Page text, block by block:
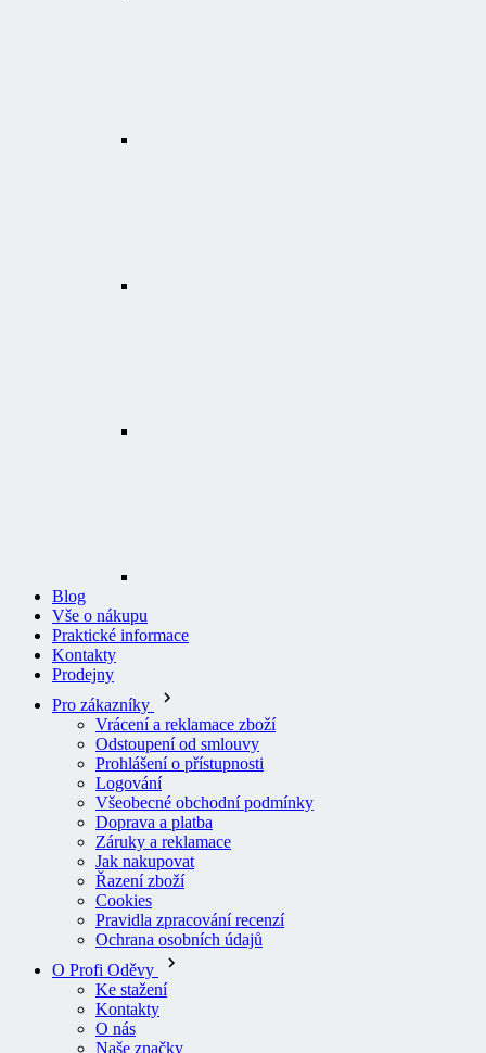
Vše o nákupu
Praktické informace
Kontakty
Prodejny
Pro zákazníky
Vrácení a reklamace zboží
Odstoupení od smlouvy
Prohlášení o přístupnosti
Logování
Všeobecné obchodní podmínky
Doprava a platba
Záruky a reklamace
Jak nakupovat
Řazení zboží
Cookies
Pravidla zpracování recenzí
Ochrana osobních údajů
O Profi Oděvy
Ke stažení
Kontakty
O nás
Naše značky
Pomáháme